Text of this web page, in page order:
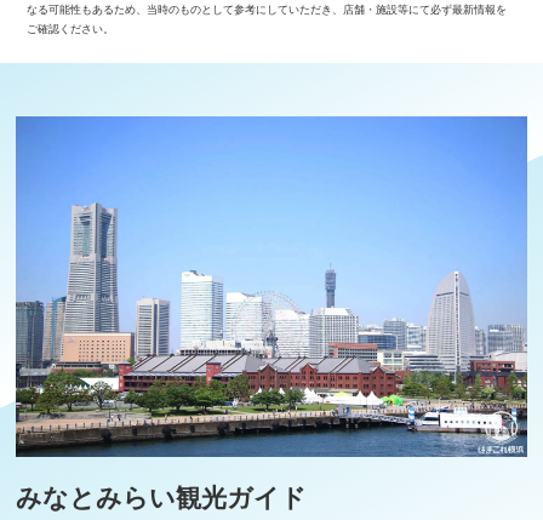
なる可能性もあるため、当時のものとして参考にしていただき、店舗・施設等にて必ず最新情報を
ご確認ください。
みなとみらい観光ガイド
観光ガイド
サイトについて